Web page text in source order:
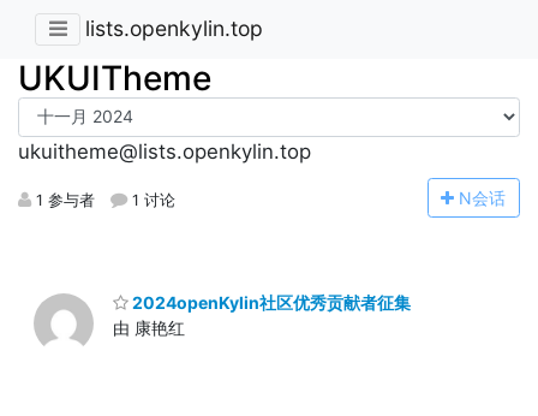
lists.openkylin.top
UKUITheme
ukuitheme@lists.openkylin.top
1 参与者 1 讨论 N会话
2024openKylin社区优秀贡献者征集
由 康艳红